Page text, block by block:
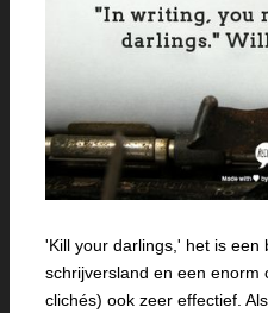
'Kill your darlings,' het is een
schrijversland en een enorm
clichés) ook zeer effectief.